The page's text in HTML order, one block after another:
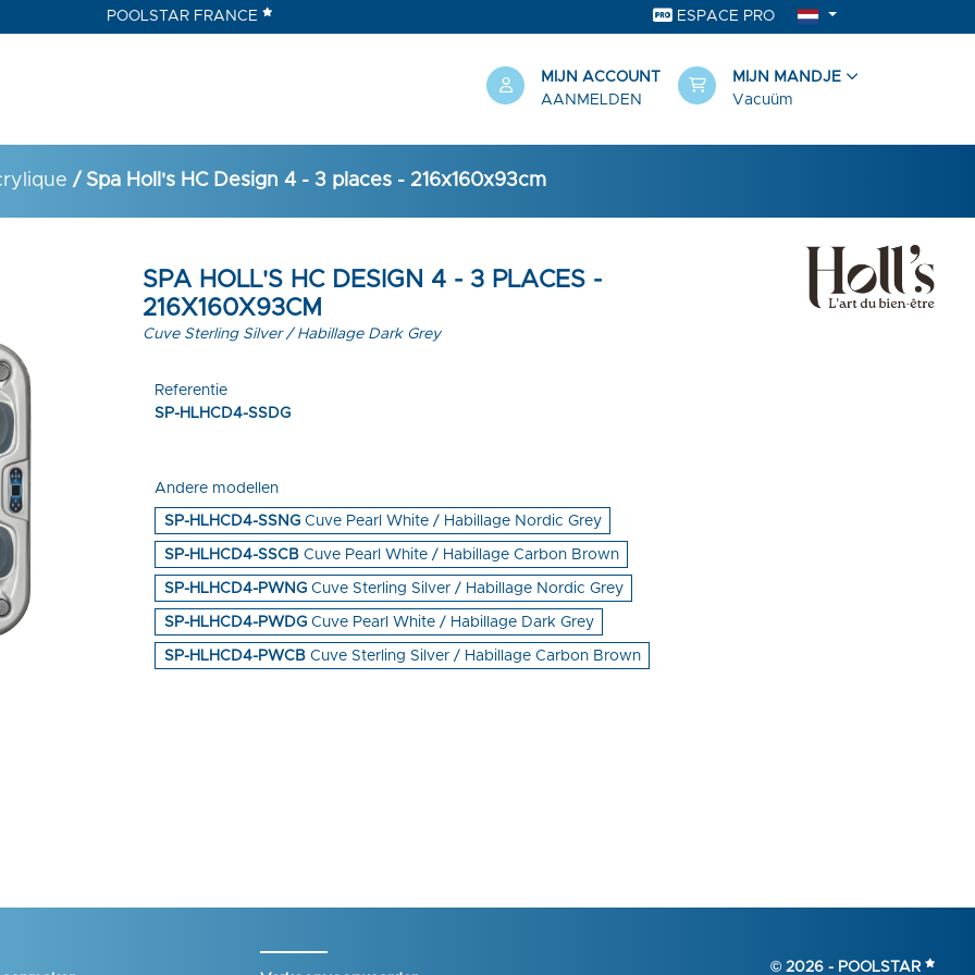
POOLSTAR FRANCE ESPACE PRO
MIJN ACCOUNT
AANMELDEN
MIJN MANDJE
Vacuüm
/ Spa Holl's HC Design 4 - 3 places - 216x160x93cm
SPA HOLL'S HC DESIGN 4 - 3 PLACES -
216X160X93CM
Cuve Sterling Silver / Habillage Dark Grey
Referentie
SP-HLHCD4-SSDG
Andere modellen
SP-HLHCD4-SSNGCuve Pearl White / Habillage Nordic Grey
SP-HLHCD4-SSCBCuve Pearl White / Habillage Carbon Brown
SP-HLHCD4-PWNGCuve Sterling Silver / Habillage Nordic Grey
SP-HLHCD4-PWDGCuve Pearl White / Habillage Dark Grey
SP-HLHCD4-PWCBCuve Sterling Silver / Habillage Carbon Brown
© 2026 - POOLSTAR